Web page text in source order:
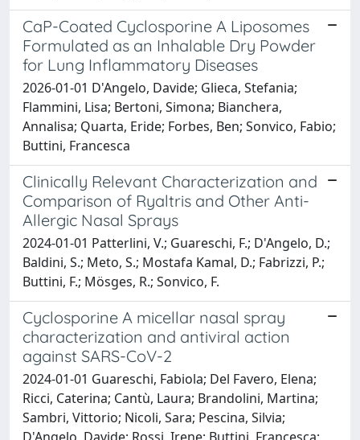
CaP-Coated Cyclosporine A Liposomes
Formulated as an Inhalable Dry Powder
for Lung Inflammatory Diseases
2026-01-01 D'Angelo, Davide; Glieca, Stefania;
Flammini, Lisa; Bertoni, Simona; Bianchera,
Annalisa; Quarta, Eride; Forbes, Ben; Sonvico, Fabio;
Buttini, Francesca
Clinically Relevant Characterization and
Comparison of Ryaltris and Other Anti-
Allergic Nasal Sprays
2024-01-01 Patterlini, V.; Guareschi, F.; D'Angelo, D.;
Baldini, S.; Meto, S.; Mostafa Kamal, D.; Fabrizzi, P.;
Buttini, F.; Mösges, R.; Sonvico, F.
Cyclosporine A micellar nasal spray
characterization and antiviral action
against SARS-CoV-2
2024-01-01 Guareschi, Fabiola; Del Favero, Elena;
Ricci, Caterina; Cantù, Laura; Brandolini, Martina;
Sambri, Vittorio; Nicoli, Sara; Pescina, Silvia;